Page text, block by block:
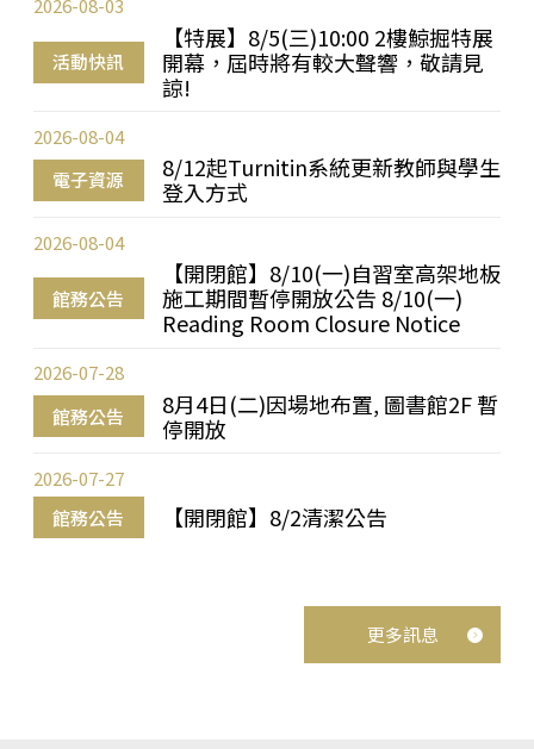
活動快訊
【特展】8/5(三)10:00 2樓鯨掘特展
開幕，屆時將有較大聲響，敬請見
諒!
2026-08-03
電子資源
8/12起Turnitin系統更新教師與學生
登入方式
2026-08-04
館務公告
【開閉館】8/10(一)自習室高架地板
施工期間暫停開放公告 8/10(一)
Reading Room Closure Notice
2026-08-04
館務公告
8月4日(二)因場地布置, 圖書館2F 暫
停開放
2026-07-28
館務公告 【開閉館】8/2清潔公告
2026-07-27
更多訊息